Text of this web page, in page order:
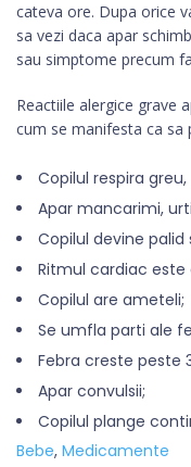
cateva ore. Dupa orice
sa vezi daca apar
sau simptome precum
Reactiile alergice grave
cum se manifesta ca sa
Copilul respira
Apar mancarimi,
Copilul devine palid
Ritmul cardiac este
Copilul are ameteli;
Se umfla parti ale
Febra creste peste
Apar convulsii;
Copilul plange
Bebe, Medicamente